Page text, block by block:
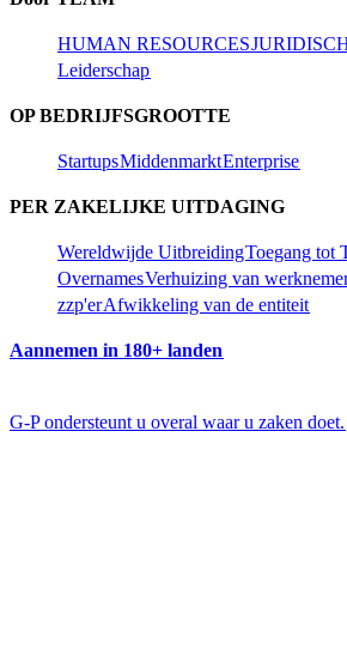
HUMAN RESOURCES​​
Leiderschap​​
OP BEDRIJFSGROOTTE​​
Startups​​Middenmarkt​​Enterprise​​
PER ZAKELIJKE UITDAGING​​
Wereldwijde Uitbreiding​​Toegang tot
Overnames​​Verhuizing van
zzp'er​​Afwikkeling van de entiteit​​
Aannemen in 180+ landen​​
G-P ondersteunt u overal waar u zaken doet.​​